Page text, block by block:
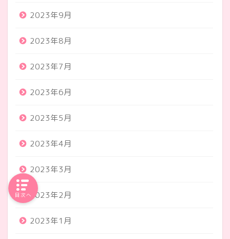
2023年9月
2023年8月
2023年7月
2023年6月
2023年5月
2023年4月
2023年3月
2023年2月
2023年1月
目次へ